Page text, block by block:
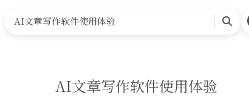
AI文章写作软件使用体验
搜
AI文章写作软件使用体验